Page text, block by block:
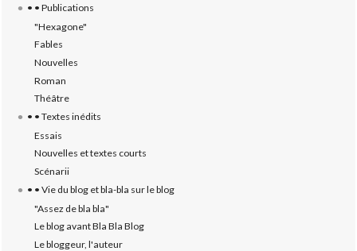
• • Publications
"Hexagone"
Fables
Nouvelles
Roman
Théâtre
• • Textes inédits
Essais
Nouvelles et textes courts
Scénarii
• • Vie du blog et bla-bla sur le blog
"Assez de bla bla"
Le blog avant Bla Bla Blog
Le bloggeur, l'auteur